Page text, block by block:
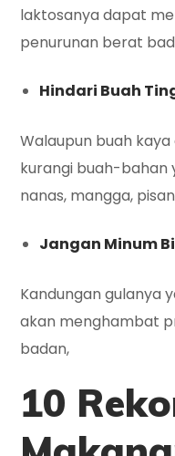
laktosanya dapat
penurunan berat
Hindari Buah
Walaupun buah
kurangi buah-bahan
nanas, mangga,
Jangan Minum
Kandungan gulanya
akan menghambat
badan,
10